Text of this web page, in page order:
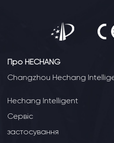
Про HECHANG
Changzhou Hechang
Hechang Intelligent
Сервіс
застосування